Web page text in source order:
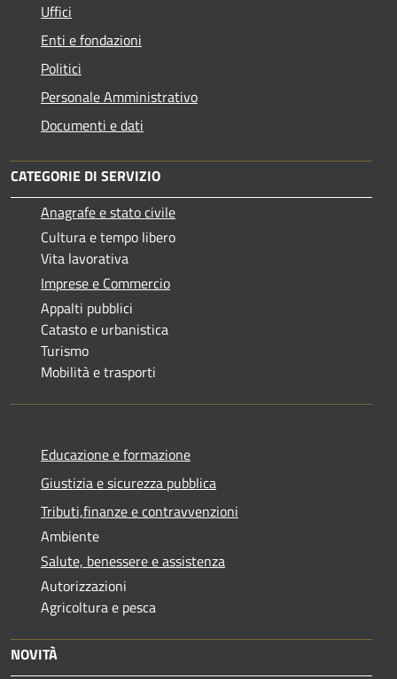
Uffici
Enti e fondazioni
Politici
Personale Amministrativo
Documenti e dati
CATEGORIE DI SERVIZIO
Anagrafe e stato civile
Cultura e tempo libero
Vita lavorativa
Imprese e Commercio
Appalti pubblici
Catasto e urbanistica
Turismo
Mobilità e trasporti
Educazione e formazione
Giustizia e sicurezza pubblica
Tributi,finanze e contravvenzioni
Ambiente
Salute, benessere e assistenza
Autorizzazioni
Agricoltura e pesca
NOVITÀ